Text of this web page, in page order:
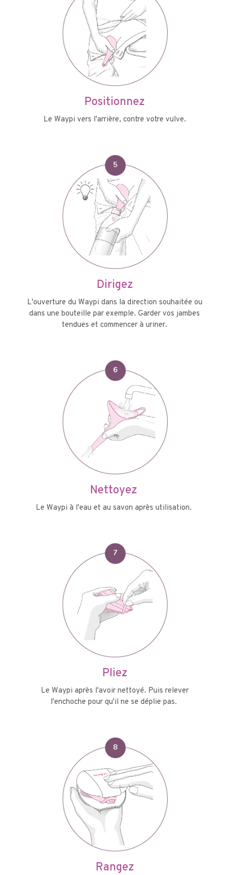
Positionnez
Le Waypi vers l'arrière, contre votre vulve.
Dirigez
L'ouverture du Waypi dans la direction souhaitée ou
dans une bouteille par exemple. Garder vos jambes
tendues et commencer à uriner.
Nettoyez
Le Waypi à l'eau et au savon après utilisation.
Pliez
Le Waypi après l'avoir nettoyé. Puis relever
l'enchoche pour qu'il ne se déplie pas.
Rangez